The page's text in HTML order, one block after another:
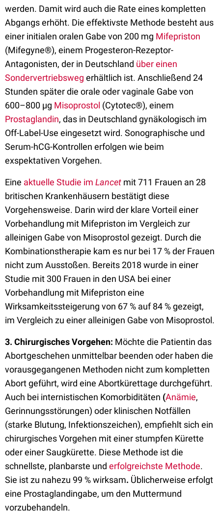
werden. Damit wird auch die Rate eines kompletten
Abgangs erhöht. Die effektivste Methode besteht aus
einer initialen oralen Gabe von 200 mg Mifepriston
(Mifegyne®), einem Progesteron-Rezeptor-
Antagonisten, der in Deutschland über einen
Sondervertriebsweg erhältlich ist. Anschließend 24
Stunden später die orale oder vaginale Gabe von
600–800 µg Misoprostol (Cytotec®), einem
Prostaglandin, das in Deutschland gynäkologisch im
Off-Label-Use eingesetzt wird. Sonographische und
Serum-hCG-Kontrollen erfolgen wie beim
exspektativen Vorgehen.
Eine aktuelle Studie im Lancet mit 711 Frauen an 28
britischen Krankenhäusern bestätigt diese
Vorgehensweise. Darin wird der klare Vorteil einer
Vorbehandlung mit Mifepriston im Vergleich zur
alleinigen Gabe von Misoprostol gezeigt. Durch die
Kombinationstherapie kam es nur bei 17 % der Frauen
nicht zum Ausstoßen. Bereits 2018 wurde in einer
Studie mit 300 Frauen in den USA bei einer
Vorbehandlung mit Mifepriston eine
Wirksamkeitssteigerung von 67 % auf 84 % gezeigt,
im Vergleich zu einer alleinigen Gabe von Misoprostol.
3. Chirurgisches Vorgehen: Möchte die Patientin das
Abortgeschehen unmittelbar beenden oder haben die
vorausgegangenen Methoden nicht zum kompletten
Abort geführt, wird eine Abortkürettage durchgeführt.
Auch bei internistischen Komorbiditäten (Anämie,
Gerinnungsstörungen) oder klinischen Notfällen
(starke Blutung, Infektionszeichen), empfiehlt sich ein
chirurgisches Vorgehen mit einer stumpfen Kürette
oder einer Saugkürette. Diese Methode ist die
schnellste, planbarste und erfolgreichste Methode.
Sie ist zu nahezu 99 % wirksam. Üblicherweise erfolgt
eine Prostaglandingabe, um den Muttermund
vorzubehandeln.